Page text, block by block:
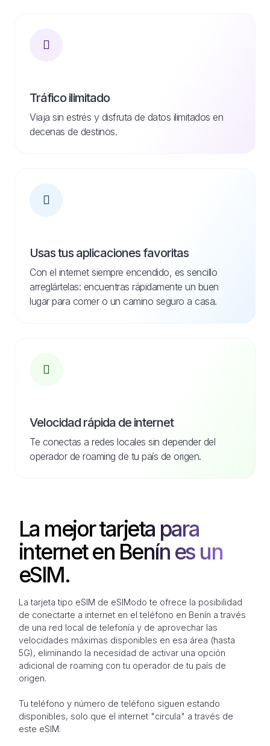
Tráfico ilimitado
Viaja sin estrés y disfruta de datos ilimitados en
decenas de destinos.
Usas tus aplicaciones favoritas
Con el internet siempre encendido, es sencillo
arreglártelas: encuentras rápidamente un buen
lugar para comer o un camino seguro a casa.
Velocidad rápida de internet
Te conectas a redes locales sin depender del
operador de roaming de tu país de origen.
La mejor tarjeta para
internet en Benín es un
eSIM.
La tarjeta tipo eSIM de eSIModo te ofrece la posibilidad
de conectarte a internet en el teléfono en Benín a través
de una red local de telefonía y de aprovechar las
velocidades máximas disponibles en esa área (hasta
5G), eliminando la necesidad de activar una opción
adicional de roaming con tu operador de tu país de
origen.
Tu teléfono y número de teléfono siguen estando
disponibles, solo que el internet "circula" a través de
este eSIM.